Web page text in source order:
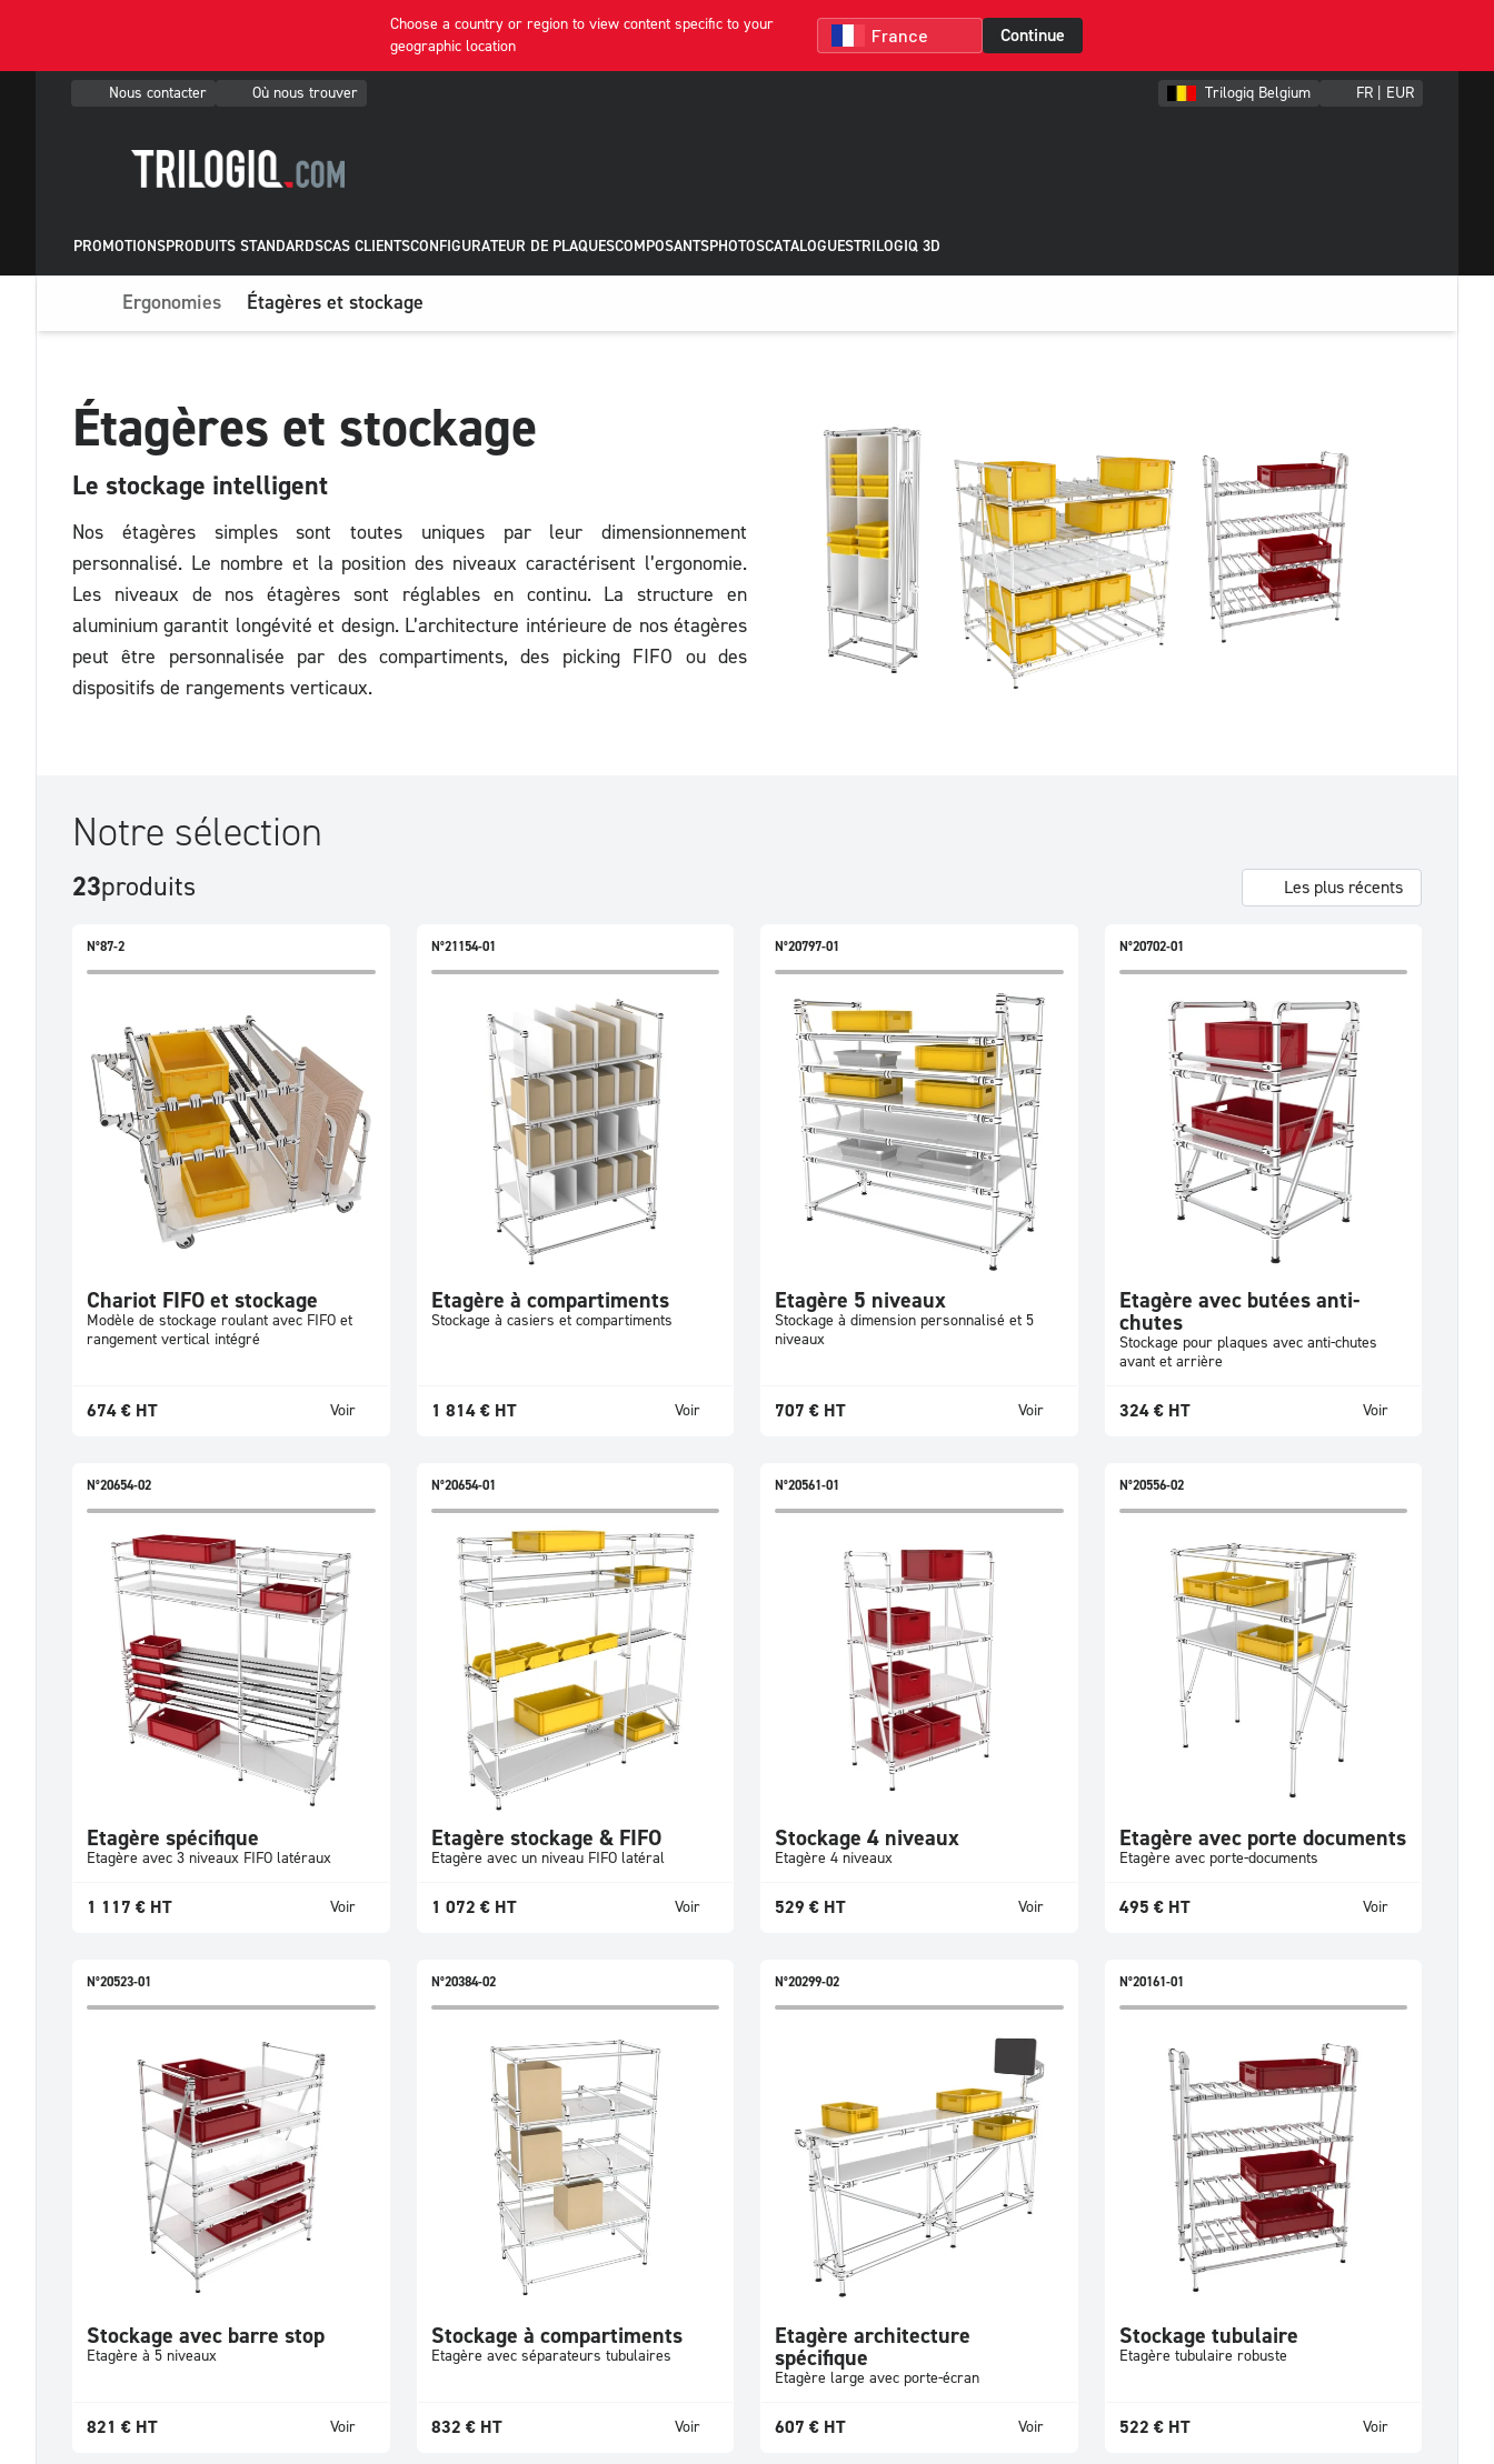
Choose a country or region to view content specific to your
geographic location
Continue
Nous contacter Où nous trouver Trilogiq Belgium FR | EUR
PROMOTIONSPRODUITS STANDARDSCAS CLIENTSCONFIGURATEUR DE PLAQUESCOMPOSANTSPHOTOSCATALOGUESTRILOGIQ 3D
Ergonomies Étagères et stockage
Étagères et stockage
Le stockage intelligent
Nos étagères simples sont toutes uniques par leur dimensionnement
personnalisé. Le nombre et la position des niveaux caractérisent l’ergonomie.
Les niveaux de nos étagères sont réglables en continu. La structure en
aluminium garantit longévité et design. L’architecture intérieure de nos étagères
peut être personnalisée par des compartiments, des picking FIFO ou des
dispositifs de rangements verticaux.
Notre sélection
23produits Les plus récents
N°87-2
Chariot FIFO et stockage
Modèle de stockage roulant avec FIFO et
rangement vertical intégré
674 € HT Voir
N°21154-01
Etagère à compartiments
Stockage à casiers et compartiments
1 814 € HT Voir
N°20797-01
Etagère 5 niveaux
Stockage à dimension personnalisé et 5
niveaux
707 € HT Voir
N°20702-01
Etagère avec butées anti-
chutes
Stockage pour plaques avec anti-chutes
avant et arrière
324 € HT Voir
N°20654-02
Etagère spécifique
Etagère avec 3 niveaux FIFO latéraux
1 117 € HT Voir
N°20654-01
Etagère stockage & FIFO
Etagère avec un niveau FIFO latéral
1 072 € HT Voir
N°20561-01
Stockage 4 niveaux
Etagère 4 niveaux
529 € HT Voir
N°20556-02
Etagère avec porte documents
Etagère avec porte-documents
495 € HT Voir
N°20523-01
Stockage avec barre stop
Etagère à 5 niveaux
821 € HT Voir
N°20384-02
Stockage à compartiments
Etagère avec séparateurs tubulaires
832 € HT Voir
N°20299-02
Etagère architecture
spécifique
Etagère large avec porte-écran
607 € HT Voir
N°20161-01
Stockage tubulaire
Etagère tubulaire robuste
522 € HT Voir